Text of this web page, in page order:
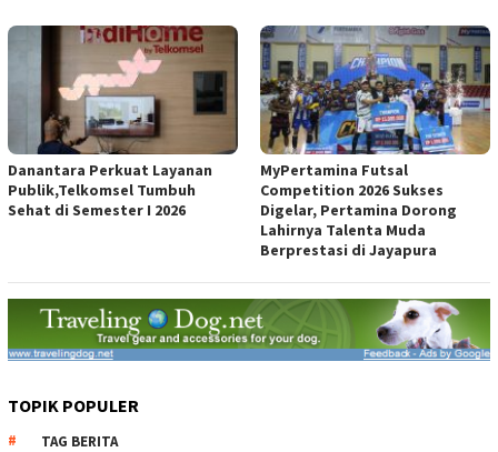
Danantara Perkuat Layanan
Publik,Telkomsel Tumbuh
Sehat di Semester I 2026
MyPertamina Futsal
Competition 2026 Sukses
Digelar, Pertamina Dorong
Lahirnya Talenta Muda
Berprestasi di Jayapura
TOPIK POPULER
TAG BERITA